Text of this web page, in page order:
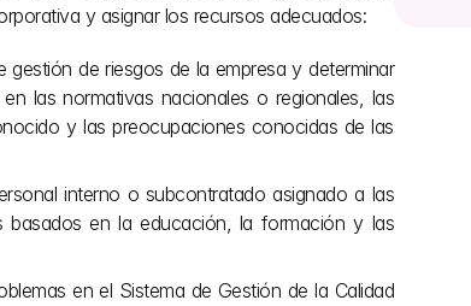
y asignar los recursos adecuados:
de riesgos de la empresa y determinar
las normativas nacionales o regionales, las
y las preocupaciones conocidas de las
interno o subcontratado asignado a las
basados en la educación, la formación y las
en el Sistema de Gestión de la Calidad